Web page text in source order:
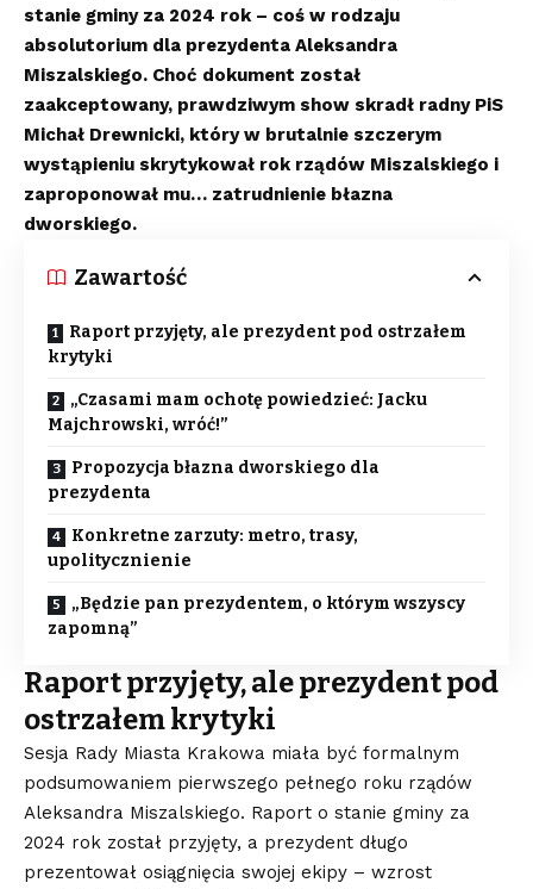
stanie gminy za 2024 rok – coś w rodzaju
absolutorium dla prezydenta Aleksandra
Miszalskiego. Choć dokument został
zaakceptowany, prawdziwym show skradł radny PiS
Michał Drewnicki, który w brutalnie szczerym
wystąpieniu skrytykował rok rządów Miszalskiego i
zaproponował mu… zatrudnienie błazna
dworskiego.
Zawartość
Raport przyjęty, ale prezydent pod ostrzałem
krytyki
„Czasami mam ochotę powiedzieć: Jacku
Majchrowski, wróć!”
Propozycja błazna dworskiego dla
prezydenta
Konkretne zarzuty: metro, trasy,
upolitycznienie
„Będzie pan prezydentem, o którym wszyscy
zapomną”
Raport przyjęty, ale prezydent pod
ostrzałem krytyki
Sesja Rady Miasta Krakowa miała być formalnym
podsumowaniem pierwszego pełnego roku rządów
Aleksandra Miszalskiego. Raport o stanie gminy za
2024 rok został przyjęty, a prezydent długo
prezentował osiągnięcia swojej ekipy – wzrost